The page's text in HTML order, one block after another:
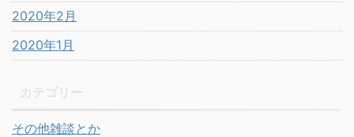
2020年2月
2020年1月
その他雑談とか